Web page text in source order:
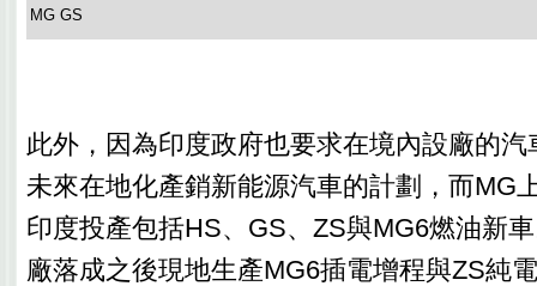
MG GS
此外，因為印度政府也要求在境內設廠的
未來在地化產銷新能源汽車的計劃，而MG
印度投產包括HS、GS、ZS與MG6燃油新
廠落成之後現地生產MG6插電增程與ZS純